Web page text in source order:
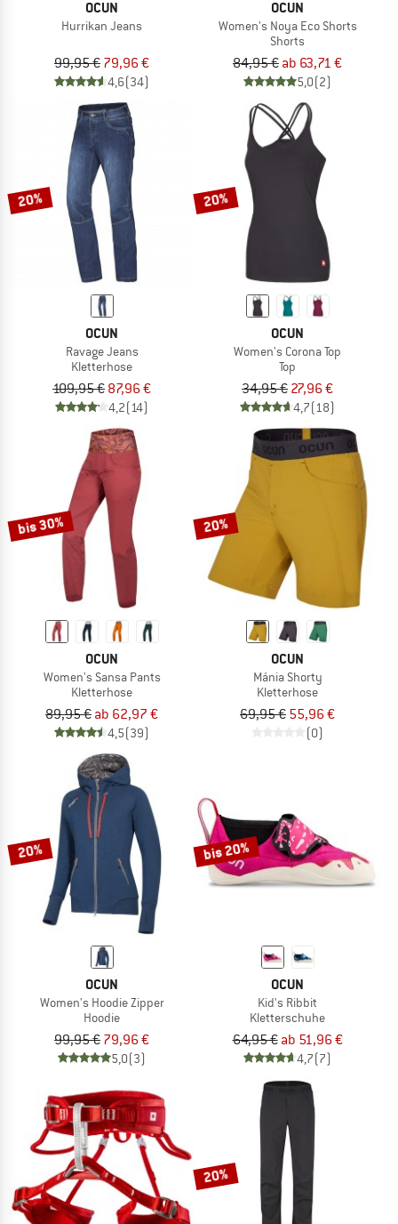
OCUN
Hurrikan Jeans
99,95 € 79,96 €
4,6(34)
OCUN
Women's Noya Eco Shorts
Shorts
84,95 € ab 63,71 €
5,0(2)
20%
OCUN
Ravage Jeans
Kletterhose
109,95 € 87,96 €
4,2(14)
20%
OCUN
Women's Corona Top
Top
34,95 € 27,96 €
4,7(18)
bis 30%
OCUN
Women's Sansa Pants
Kletterhose
89,95 € ab 62,97 €
4,5(39)
20%
OCUN
Mánia Shorty
Kletterhose
69,95 € 55,96 €
(0)
20%
OCUN
Women's Hoodie Zipper
Hoodie
99,95 € 79,96 €
5,0(3)
bis 20%
OCUN
Kid's Ribbit
Kletterschuhe
64,95 € ab 51,96 €
4,7(7)
20%